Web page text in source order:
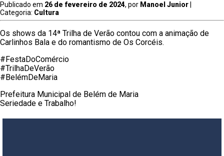
Publicado em 26 de fevereiro de 2024, por Manoel Junior
Categoria: Cultura
Os shows da 14ª Trilha de Verão contou com a animação de
Carlinhos Bala e do romantismo de Os Corcéis.
#FestaDoComércio
#TrilhaDeVerão
#BelémDeMaria
Prefeitura Municipal de Belém de Maria
Seriedade e Trabalho!